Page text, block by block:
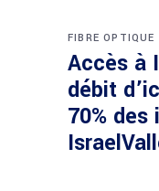
FIBRE OPTIQUE
Accès à
débit
70%